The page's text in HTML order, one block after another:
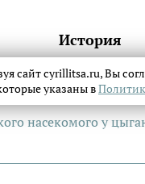
История
насекомого у
сайт cyrillitsa.ru, Вы
указаны в